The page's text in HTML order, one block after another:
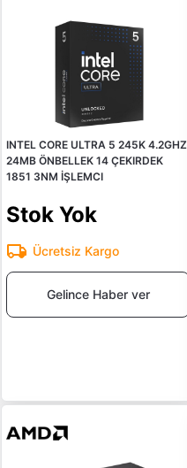
INTEL CORE ULTRA 5 245K 4.2GHZ
24MB ÖNBELLEK 14 ÇEKIRDEK
1851 3NM İŞLEMCI
Stok Yok
Ücretsiz Kargo
Gelince Haber ver